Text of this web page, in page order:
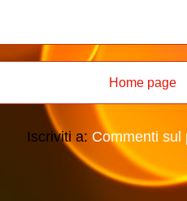
Home page
Iscriviti a: Commenti sul